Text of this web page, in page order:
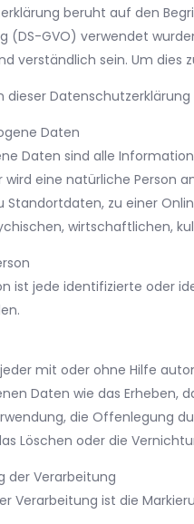
beruht auf den
(DS-GVO) verwendet
verständlich sein. Um
dieser
Daten
Daten sind alle
wird eine natürliche Person
Standortdaten, zu einer
wirtschaftlichen,
ist jede identifizierte oder
mit oder ohne Hilfe
Daten wie das Erheben,
die Offenlegung
Löschen oder die
der Verarbeitung
Verarbeitung ist die